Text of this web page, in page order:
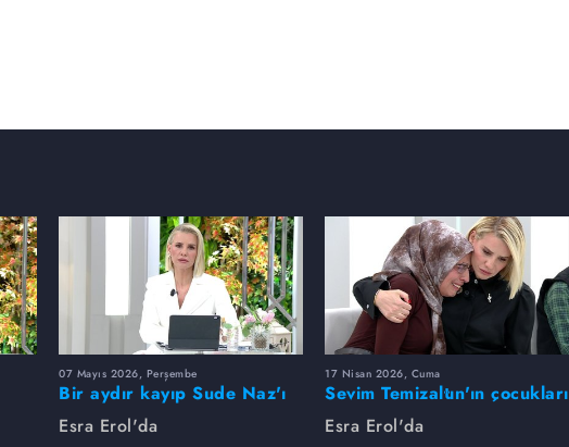
07 Mayıs 2026, Perşembe
Bir aydır kayıp Sude Naz'ı
Esra Erol buldu
Esra Erol'da
17 Nisan 2026, Cuma
Sevim Temizaltın'ın çocukları
nerede?
Esra Erol'da